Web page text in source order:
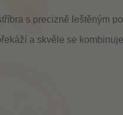
s precizně leštěným
a skvěle se